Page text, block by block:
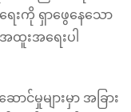
းကို ရှာဖွေနေသော
းအရေးပါ
င်မှုများမှာ အခြား